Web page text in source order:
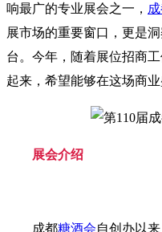
响最广的专业展会之一，
展市场的重要窗口，更是
台。今年，随着展位招商
起来，希望能够在这场商
展会介绍
成都糖酒会自创办以